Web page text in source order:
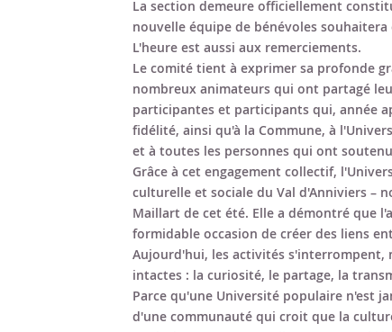
La section demeure officiellement
nouvelle équipe de bénévoles
L'heure est aussi aux remerciements.
Le comité tient à exprimer sa profonde
nombreux animateurs qui ont partagé
participantes et participants qui, année
fidélité, ainsi qu'à la Commune, à
et à toutes les personnes qui ont
Grâce à cet engagement collectif,
culturelle et sociale du Val d'Anniviers –
Maillart de cet été. Elle a démontré que
formidable occasion de créer des liens
Aujourd'hui, les activités s'interrompent,
intactes : la curiosité, le partage, la
Parce qu'une Université populaire n'est
d'une communauté qui croit que la